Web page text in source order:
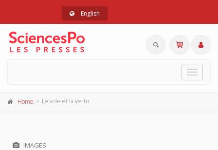
English
Toggle
Home Le vote et la vertu
IMAGES